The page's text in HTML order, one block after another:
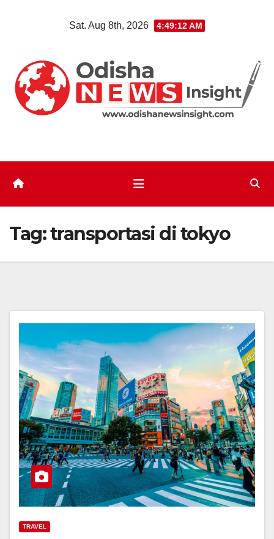
Sat. Aug 8th, 2026 4:49:12 AM
Tag:transportasi di tokyo
TRAVEL